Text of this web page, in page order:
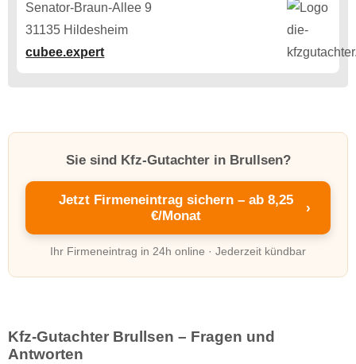
Senator-Braun-Allee 9
31135 Hildesheim
cubee.expert
Sie sind Kfz-Gutachter in Brullsen?
Jetzt Firmeneintrag sichern – ab 8,25
€/Monat
›
Ihr Firmeneintrag in 24h online · Jederzeit kündbar
Kfz-Gutachter Brullsen – Fragen und
Antworten